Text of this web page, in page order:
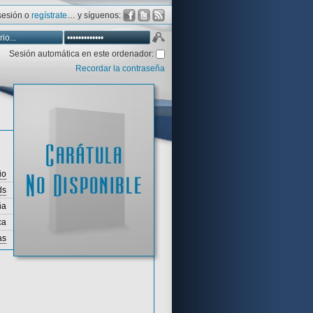
Database
o regístrate … y síguenos:
Sesión automática en este ordenador:
Recordar la contraseña